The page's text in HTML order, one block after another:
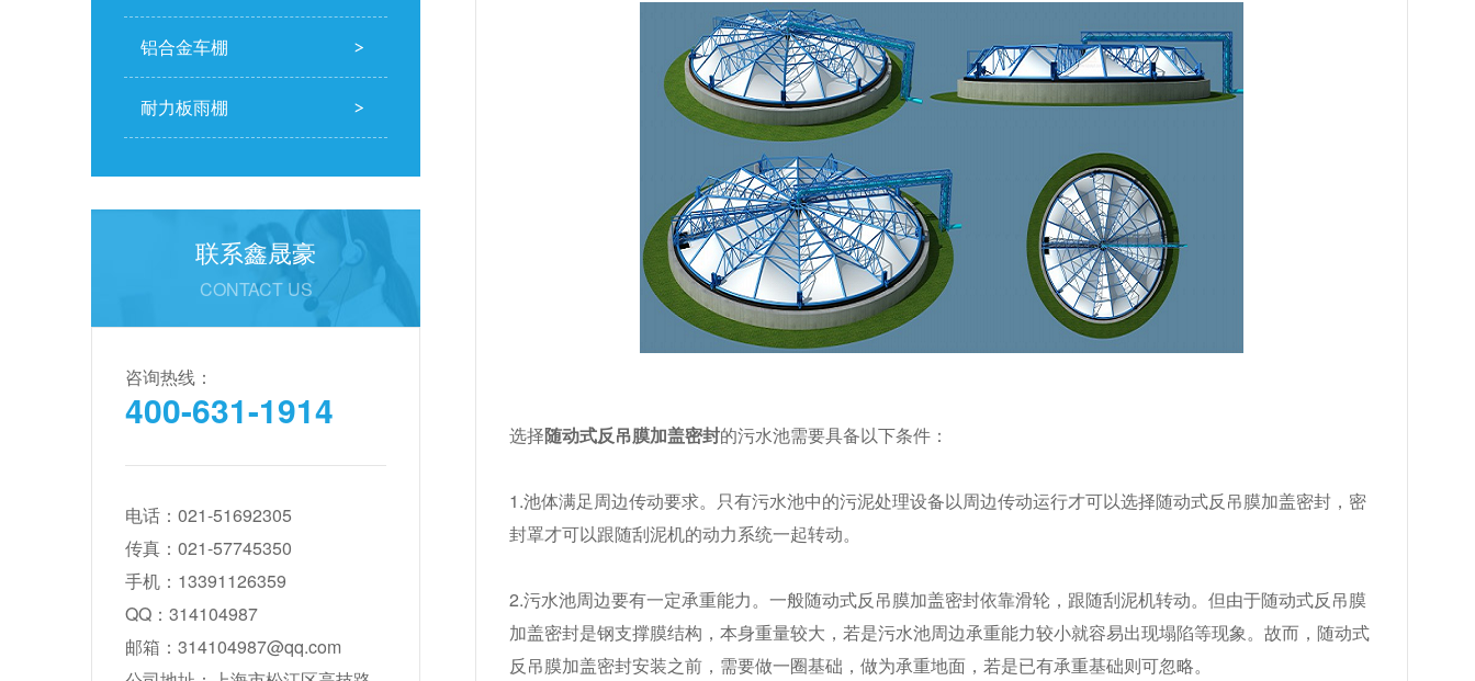
铝合金车棚
耐力板雨棚
联系鑫晟豪
CONTACT US
咨询热线：
400-631-1914
电话：021-51692305
传真：021-57745350
手机：13391126359
QQ：314104987
邮箱：314104987@qq.com
选择随动式反吊膜加盖密封的污水池需要具备以下条件：
1.池体满足周边传动要求。只有污水池中的污泥处理设备以周边传动运行才可以选择随动式反吊膜加盖密封，密
封罩才可以跟随刮泥机的动力系统一起转动。
2.污水池周边要有一定承重能力。一般随动式反吊膜加盖密封依靠滑轮，跟随刮泥机转动。但由于随动式反吊膜
加盖密封是钢支撑膜结构，本身重量较大，若是污水池周边承重能力较小就容易出现塌陷等现象。故而，随动式
反吊膜加盖密封安装之前，需要做一圈基础，做为承重地面，若是已有承重基础则可忽略。